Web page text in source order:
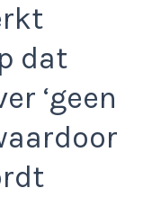
dat
‘geen